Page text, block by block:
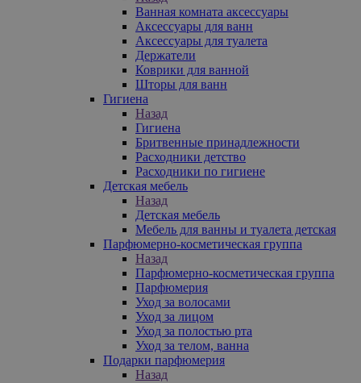
Ванная комната аксессуары
Аксессуары для ванн
Аксессуары для туалета
Держатели
Коврики для ванной
Шторы для ванн
Гигиена
Назад
Гигиена
Бритвенные принадлежности
Расходники детство
Расходники по гигиене
Детская мебель
Назад
Детская мебель
Мебель для ванны и туалета детская
Парфюмерно-косметическая группа
Назад
Парфюмерно-косметическая группа
Парфюмерия
Уход за волосами
Уход за лицом
Уход за полостью рта
Уход за телом, ванна
Подарки парфюмерия
Назад